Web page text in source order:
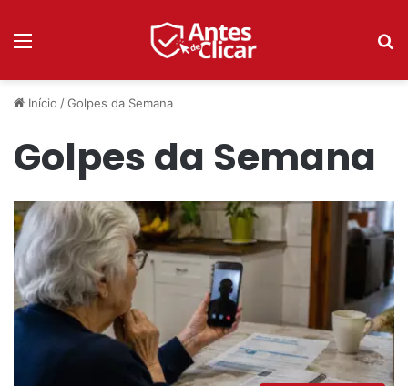
Início /Golpes da Semana
Golpes da Semana